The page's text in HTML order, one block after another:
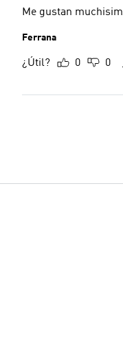
Ferrana
¿Útil? 0 0